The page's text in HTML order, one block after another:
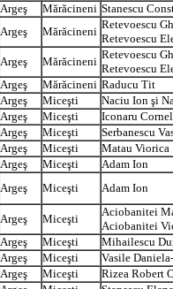
Argeş Mărăcineni Stanescu
Argeş Mărăcineni
Retevoescu
Retevoescu
Argeş Mărăcineni
Retevoescu
Retevoescu
Argeş Mărăcineni Raducu Tit
Argeş Miceşti
Naciu Ion şi
Argeş Miceşti
Iconaru
Argeş Miceşti
Serbanescu
Argeş Miceşti
Matau Viorica
Argeş Miceşti
Adam Ion
Argeş Miceşti Adam Ion
Argeş Miceşti
Aciobanitei
Aciobanitei
Argeş Miceşti
Mihailescu
Argeş Miceşti
Vasile
Argeş Miceşti
Rizea Robert